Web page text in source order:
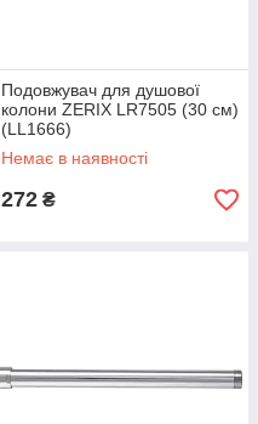
Подовжувач для душової
колони ZERIX LR7505 (30 см)
(LL1666)
Немає в наявності
272 ₴